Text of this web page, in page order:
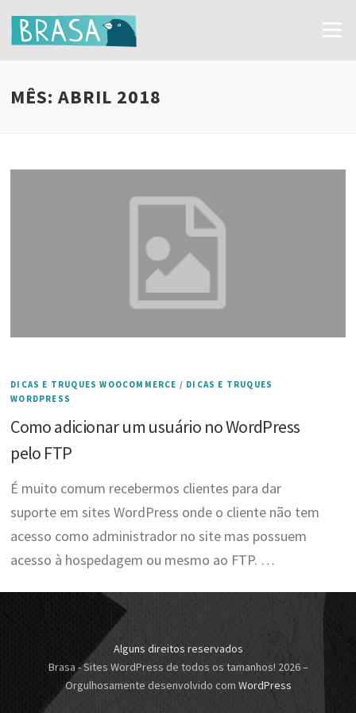
Menu
MÊS:ABRIL 2018
DICAS E TRUQUES WOOCOMMERCE / DICAS E TRUQUES
WORDPRESS
Como adicionar um usuário no WordPress
pelo FTP
É muito comum recebermos clientes para dar
suporte em sites WordPress onde o cliente não tem
acesso como administrador no site mas possuem
acesso à hospedagem ou mesmo ao FTP. …
Alguns direitos reservados
Brasa - Sites WordPress de todos os tamanhos! 2026–
Orgulhosamente desenvolvido com WordPress